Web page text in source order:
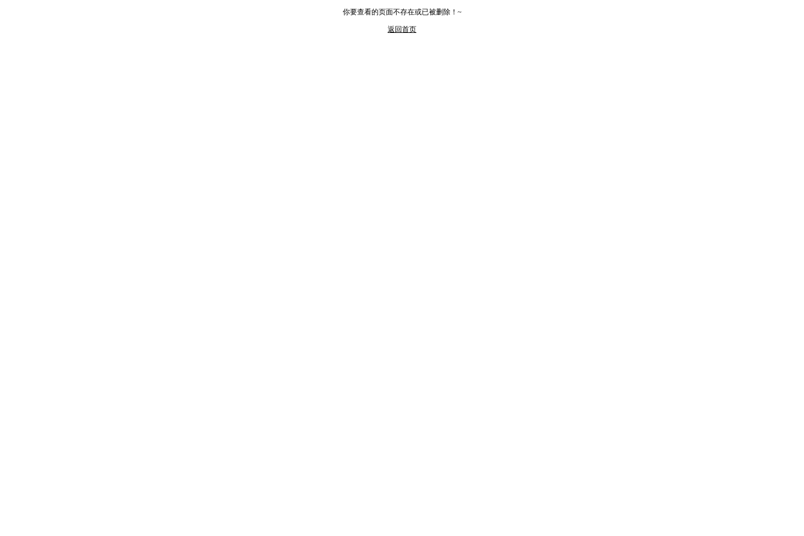
你要查看的页面不存在或已被删除！~
返回首页